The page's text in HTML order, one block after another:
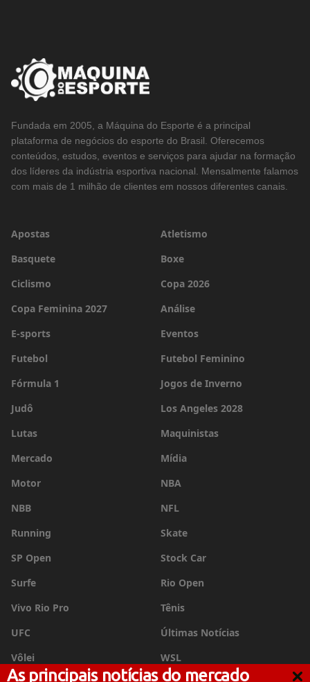
As principais notícias do mercado
Fundada em 2005, a Máquina do Esporte é a principal
plataforma de negócios do esporte do Brasil. Oferecemos
conteúdos, estudos, eventos e serviços para ajudar na formação
dos líderes da indústria esportiva nacional. Mensalmente falamos
com mais de 1 milhão de clientes em nossos diferentes canais.
Apostas
Atletismo
Basquete
Boxe
Ciclismo
Copa 2026
Copa Feminina 2027
Análise
E-sports
Eventos
Futebol
Futebol Feminino
Fórmula 1
Jogos de Inverno
Judô
Los Angeles 2028
Lutas
Maquinistas
Mercado
Mídia
Motor
NBA
NBB
NFL
Running
Skate
SP Open
Stock Car
Surfe
Rio Open
Vivo Rio Pro
Tênis
UFC
Últimas Notícias
Vôlei
WSL